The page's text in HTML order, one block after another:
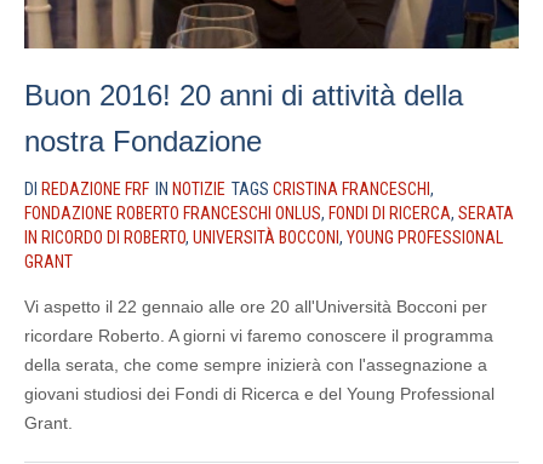
Buon 2016! 20 anni di attività della
nostra Fondazione
DI REDAZIONE FRF IN NOTIZIE TAGS CRISTINA FRANCESCHI ,
FONDAZIONE ROBERTO FRANCESCHI ONLUS, FONDI DI RICERCA, SERATA
IN RICORDO DI ROBERTO, UNIVERSITÀ BOCCONI , YOUNG PROFESSIONAL
GRANT
Vi aspetto il 22 gennaio alle ore 20 all'Università Bocconi per
ricordare Roberto. A giorni vi faremo conoscere il programma
della serata, che come sempre inizierà con l'assegnazione a
giovani studiosi dei Fondi di Ricerca e del Young Professional
Grant.